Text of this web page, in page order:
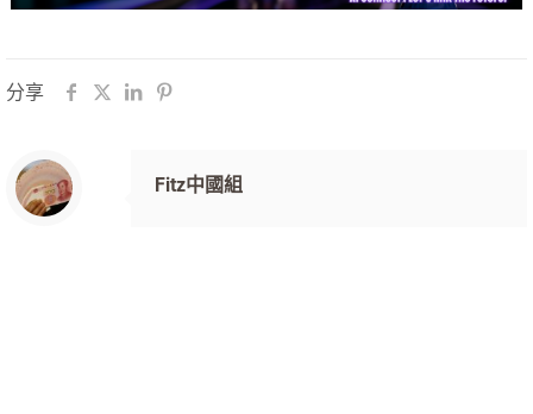
分享
Fitz中國組